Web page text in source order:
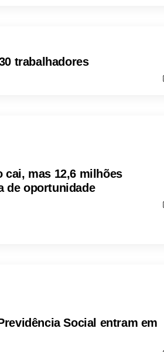
trabalhadores
cai, mas 12,6 milhões
de oportunidade
Social entram em